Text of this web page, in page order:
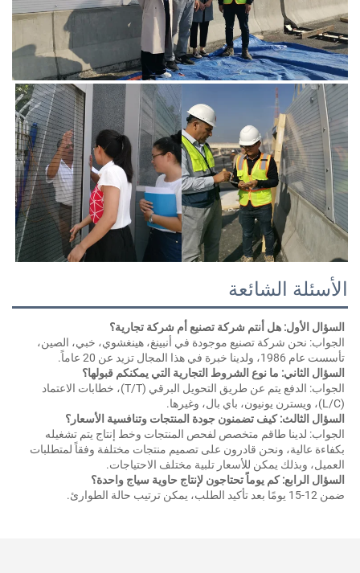
الشائعة
الأول: هل أنتم شركة تصنيع أم شركة تجارية؟
الجواب: نحن شركة تصنيع موجودة في أنبينغ، هينغشوي، خبي، الصين،
1986، ولدينا خبرة في هذا المجال تزيد عن 20 عاماً.
الثاني: ما نوع الشروط التجارية التي يمكنكم قبولها؟
الجواب: الدفع يتم عن طريق التحويل البرقي (T/T)، خطابات الاعتماد
الثالث: كيف تضمنون جودة المنتجات وتنافسية الأسعار؟
الجواب: لدينا طاقم متخصص لفحص المنتجات وخط إنتاج يتم تشغيله
بكفاءة عالية، ونحن قادرون على تصميم منتجات مختلفة وفقاً لمتطلبات
وبذلك يمكن للأسعار تلبية مختلف الاحتياجات.
الرابع: كم يوماً تحتاجون لإنتاج حاوية سياج واحدة؟
بعد تأكيد الطلب، يمكن ترتيب حالة الطوارئ.